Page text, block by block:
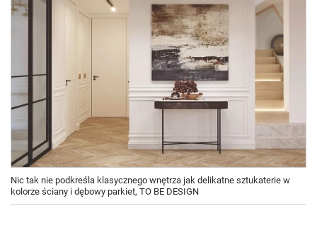
Nic tak nie podkreśla klasycznego wnętrza jak delikatne sztukaterie w
kolorze ściany i dębowy parkiet, TO BE DESIGN